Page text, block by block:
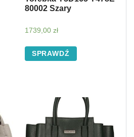
80002 Szary
1739,00 zł
SPRAWDŹ